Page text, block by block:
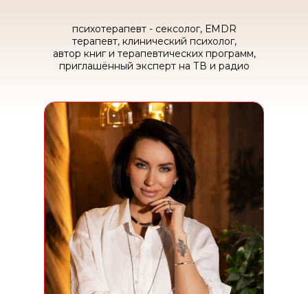
психотерапевт - сексолог, ЕMDR
терапевт, клинический психолог,
автор книг и терапевтических программ,
приглашённый эксперт на ТВ и радио